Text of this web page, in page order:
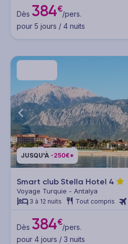
Dès 384€/pers.
pour 5 jours / 4 nuits
JUSQU'À -250€*
Smart club Stella Hotel 4
Voyage Turquie - Antalya
3 à 12 nuits Tout compris
Dès 384€/pers.
pour 4 jours / 3 nuits